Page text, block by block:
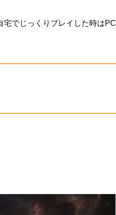
でじっくりプレイした時はPC